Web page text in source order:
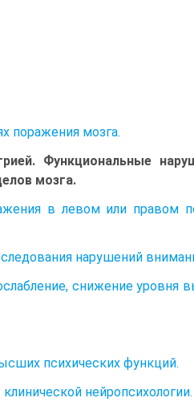
поражения мозга.
Функциональные
мозга.
в левом или правом
нарушений
снижение уровня
психических функций.
нейропсихологии.